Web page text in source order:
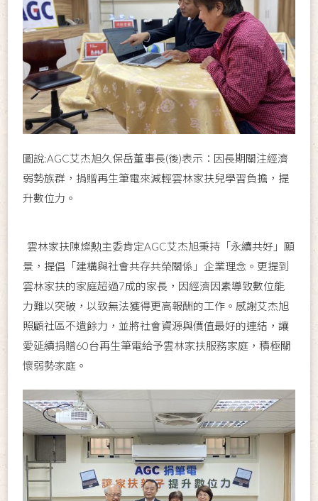
圖說:AGC艾杰旭久保岳董事長(後)表示：因長期關注經濟
弱勢族群，捐贈再生筆電來減輕雲林家扶兒學習負擔，提
升數位力。
雲林家扶陳燦勲主委肯定AGC艾杰旭秉持「永續共好」願
景，提倡「建構與社會共存共榮關係」企業理念。更提到
雲林家扶的家庭超過7成的家長，因經濟因素導致數位能
力難以突破，以致無法獲得更高報酬的工作。感謝艾杰旭
照顧社區不遺餘力，並將社會資源與價值最好的連結，讓
愛延續捐贈60台再生筆電給予雲林家扶服務家庭，積極關
懷弱勢家庭。